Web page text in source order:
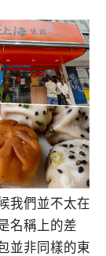
我們並不太在
名稱上的差
並非同樣的東